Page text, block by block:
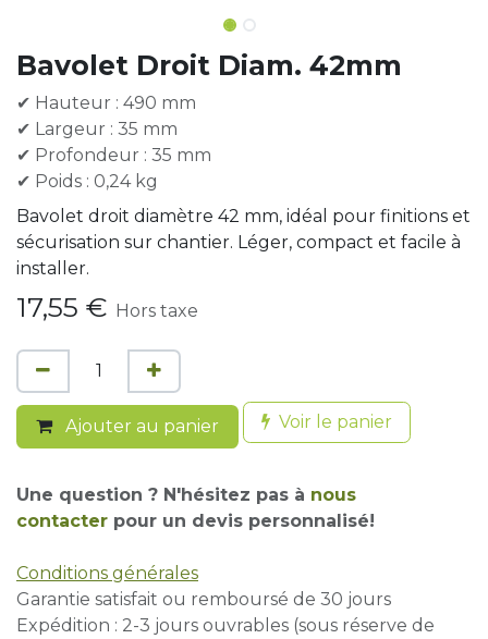
Bavolet Droit Diam. 42mm
✔ Hauteur : 490 mm
✔ Largeur : 35 mm
✔ Profondeur : 35 mm
✔ Poids : 0,24 kg
Bavolet droit diamètre 42 mm, idéal pour finitions et
sécurisation sur chantier. Léger, compact et facile à
installer.
17,55 € Hors taxe
Ajouter au panier Voir le panier
Une question ? N'hésitez pas à nous
contacter pour un devis personnalisé!
Conditions générales
Garantie satisfait ou remboursé de 30 jours
Expédition : 2-3 jours ouvrables (sous réserve de